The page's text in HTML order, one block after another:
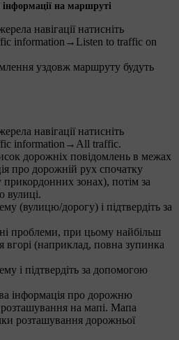
на маршруті
навігації натисніть
information→ Listen to traffic on
уздовж маршруту будуть
навігації натисніть
information→All traffic.
дорожніх повідомлень в межах
про дорожній рух спочатку
прикордонних зонах), потім за
вулиці.
(вулицю/дорогу) і підтвердіть за
проблеми, при цьому найбільш
вгорі (наприклад, повна зупинка
і підтвердіть за допомогою
інформація про дорожню
на мапі. Мапа
розташування дорожньої